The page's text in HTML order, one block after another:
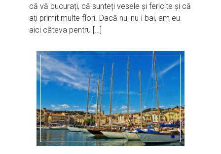
că vă bucurați, că sunteți vesele și fericite și că
ați primit multe flori. Dacă nu, nu-i bai, am eu
aici câteva pentru […]